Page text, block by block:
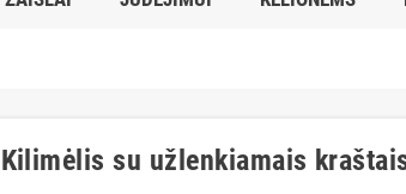
Kilimėlis su užlenkiamais